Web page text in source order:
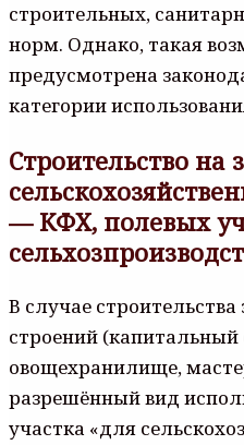
строительных,
норм. Однако, такая
предусмотрена
категории
Строительство на
— КФХ, полевых
В случае
строений (капитальный
овощехранилище,
разрешённый вид
участка «для